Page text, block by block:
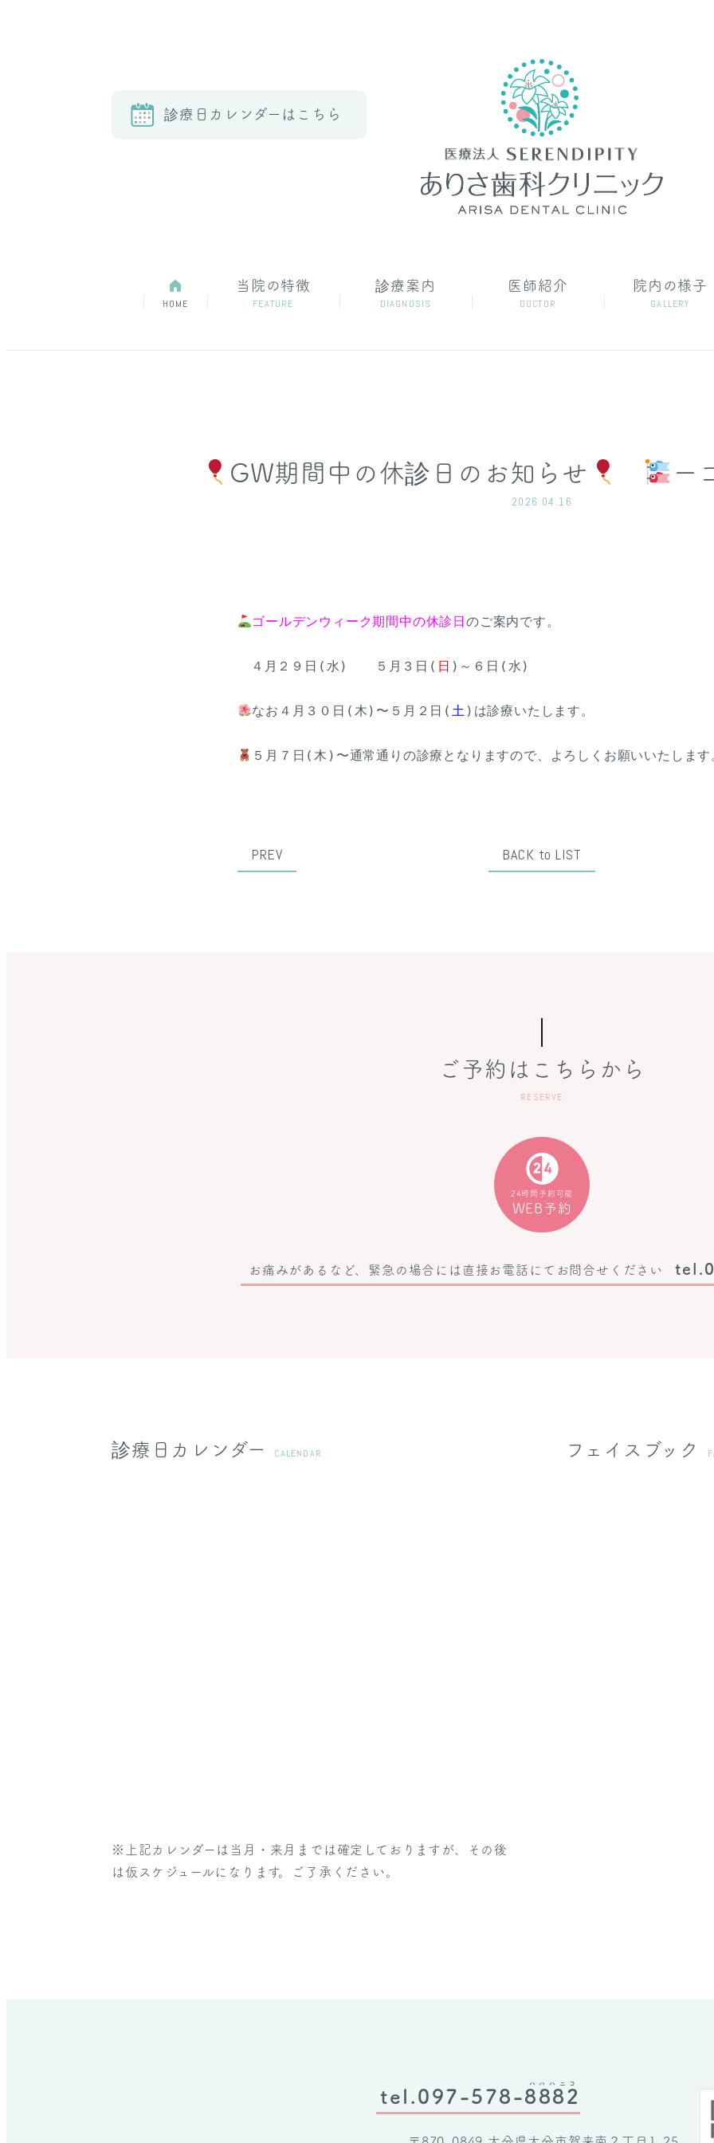
診療日カレンダーはこちら
A
HOME
当院の特徴
FEATURE
診療案内
DIAGNOSIS
医師紹介
DOCTOR
院内の様子
GALLERY
GW期間中の休診日のお知らせ ー
2026.04.16
ゴールデンウィーク期間中の休診日のご案内です。
４月２９日(水)　　５月３日( 日 )～６日(水)
なお４月３０日(木)〜５月２日(土 )は診療いたします。
５月７日(木)〜通常通りの診療となりますので、よろしくお願いいたします
PREV BACK to LIST
ご予約はこちらから
RESERVE
24時間予約可能
WEB予約
お痛みがあるなど、 緊急の場合には直接お電話にて お問合せください
診療日カレンダー CALENDAR
※上記カレンダーは当月・来月までは確定しておりますが、その後
は仮スケジュールになります。ご了承ください。
フェイスブック
tel.097-578-8882
ハハハニコ